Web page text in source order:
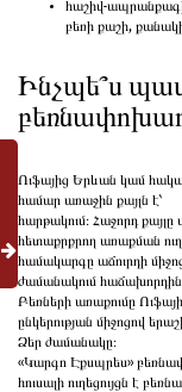
հաշիվ-
բեռի քաշի,
Ինչպե՞ս
Ուֆայից Երևան կամ
համար առաջին քայլն է՝
հարթակում։ Հաջորդ
հետաքրքրող առաքման
համակարգը աճուրդի
ժամանակում
Բեռների առաքումը
ընկերության միջոցով
Ձեր ժամանակը։
«Կարգո Էքսպրես»
հուսալի ուղեցույցն է